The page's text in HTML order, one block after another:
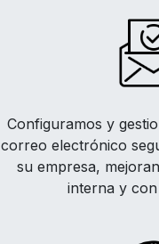
Configuramos y
correo electrónico
su empresa,
interna y